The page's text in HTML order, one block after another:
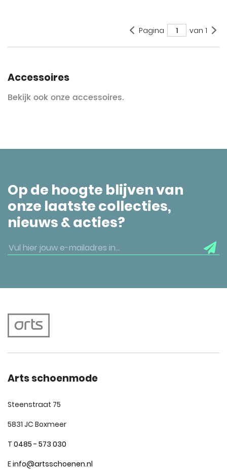
Pagina 1 van 1
Accessoires
Bekijk ook onze accessoires.
Op de hoogte blijven van
onze laatste collecties,
nieuws & acties?
Arts schoenmode
Steenstraat 75
5831 JC Boxmeer
T 0485 - 573 030
Einfo@artsschoenen.nl